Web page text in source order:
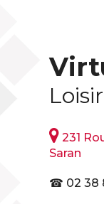
Loisir
231
Saran
☎ 02 38